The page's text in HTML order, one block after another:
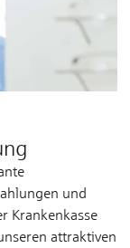
und
Krankenkasse
attraktiven